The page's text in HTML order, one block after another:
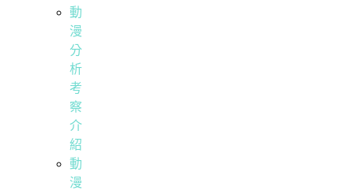
動
漫
分
析
考
察
介
紹
動
漫